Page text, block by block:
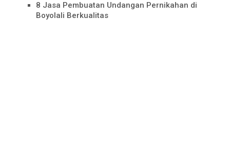
8 Jasa Pembuatan Undangan Pernikahan di
Boyolali Berkualitas